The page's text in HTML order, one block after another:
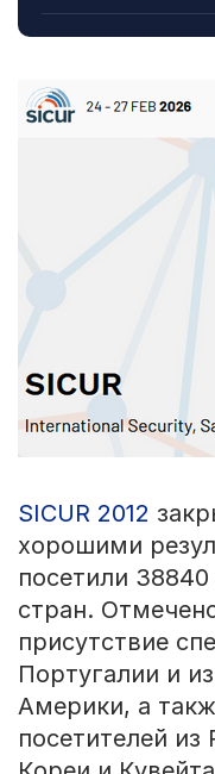
SICUR 2012
хорошими
посетили
стран.
присутствие
Португалии и
Америки, а
посетителей